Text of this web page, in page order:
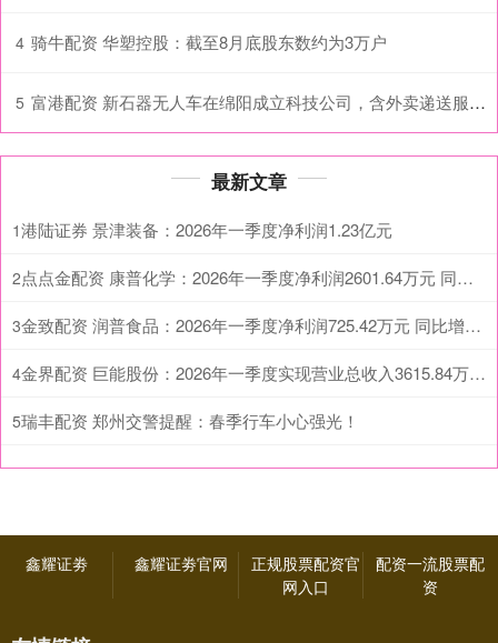
4 骑牛配资 华塑控股：截至8月底股东数约为3万户
5 富港配资 新石器无人车在绵阳成立科技公司，含外卖递送服务业务
最新文章
1港陆证券 景津装备：2026年一季度净利润1.23亿元
2 点点金配资 康普化学：2026年一季度净利润2601.64万元 同比增长164.13%
3 金致配资 润普食品：2026年一季度净利润725.42万元 同比增长269.13%
4 金界配资 巨能股份：2026年一季度实现营业总收入3615.84万元 同比增长0.28%
5瑞丰配资 郑州交警提醒：春季行车小心强光！
鑫耀证劵 鑫耀证劵官网
正规股票配资官
网入口
配资一流股票配
资